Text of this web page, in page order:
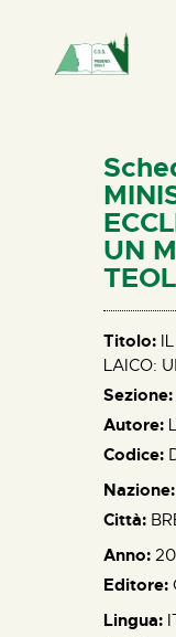
HOME
CHI
NEWS
ELISA
UN
Titolo:
LAICO:
Sezione:
Autore:
Codice:
Nazione:
Città:
Anno:
Editore:
Lingua: